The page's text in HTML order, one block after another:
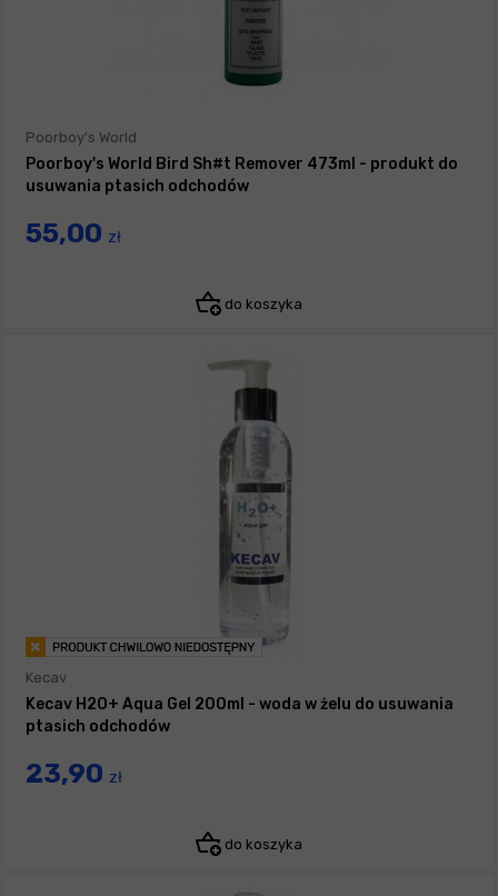
Poorboy's World
Poorboy's World Bird Sh#t Remover 473ml - produkt do
usuwania ptasich odchodów
55,00 zł
do koszyka
Kecav
Kecav H2O+ Aqua Gel 200ml - woda w żelu do usuwania
ptasich odchodów
23,90 zł
do koszyka